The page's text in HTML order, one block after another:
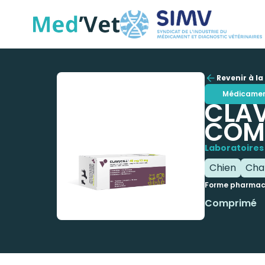
Revenir à
Laboratoires
Chien
Forme
Comprimé